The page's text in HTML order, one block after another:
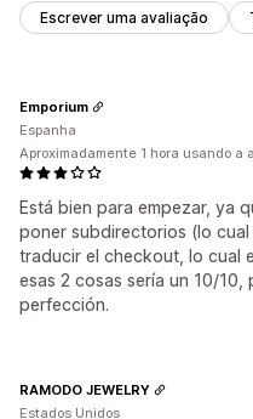
Escrever uma avaliação
Está bien para empezar, ya
poner subdirectorios (lo
traducir el checkout, lo cual
esas 2 cosas sería un 10/
perfección.
Emporium
Espanha
Aproximadamente 1 hora usando a
RAMODO JEWELRY
Estados Unidos